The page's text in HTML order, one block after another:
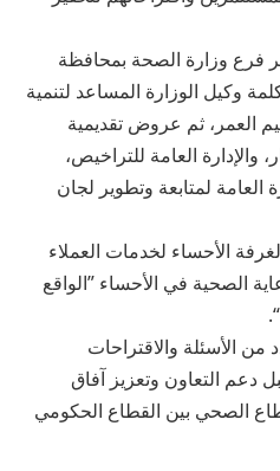
فرع وزارة الصحة بمحافظة
وكيل الوزارة المساعد لتنمية
العمر، ثم عروض تقديمية
والإدارة العامة للتراخيص،
العامة لمتابعة وتطوير لجان
الأحساء لخدمات العملاء
الصحية في الأحساء ”الواقع
الأسئلة والاقتراحات
دعم التعاون وتعزيز آفاق
الصحي بين القطاع الحكومي